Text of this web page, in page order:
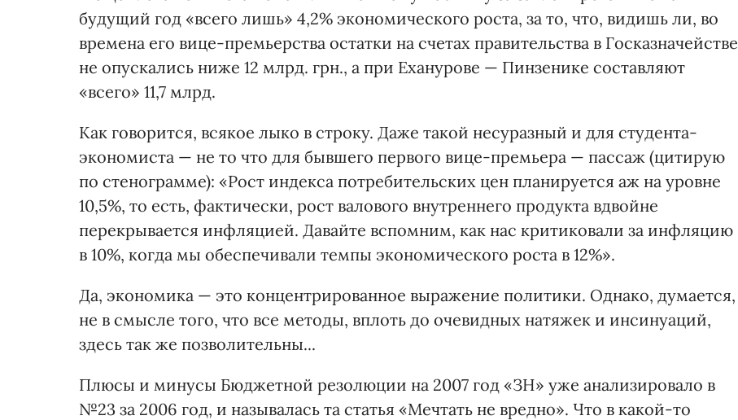
будущий год «всего лишь» 4,2% экономического роста, за то, что, видишь ли, во
времена его вице-премьерства остатки на счетах правительства в Госказначействе
не опускались ниже 12 млрд. грн., а при Еханурове — Пинзенике составляют
«всего» 11,7 млрд.
Как говорится, всякое лыко в строку. Даже такой несуразный и для студента-
экономиста — не то что для бывшего первого вице-премьера — пассаж (цитирую
по стенограмме): «Рост индекса потребительских цен планируется аж на уровне
10,5%, то есть, фактически, рост валового внутреннего продукта вдвойне
перекрывается инфляцией. Давайте вспомним, как нас критиковали за инфляцию
в 10%, когда мы обеспечивали темпы экономического роста в 12%».
Да, экономика — это концентрированное выражение политики. Однако, думается,
не в смысле того, что все методы, вплоть до очевидных натяжек и инсинуаций,
здесь так же позволительны...
Плюсы и минусы Бюджетной резолюции на 2007 год «ЗН» уже анализировало в
№23 за 2006 год, и называлась та статья «Мечтать не вредно». Что в какой-то